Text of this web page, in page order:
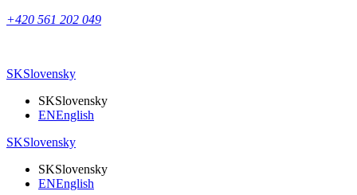
+420 561 202 049
SKSlovensky
SKSlovensky
ENEnglish
SKSlovensky
SKSlovensky
ENEnglish